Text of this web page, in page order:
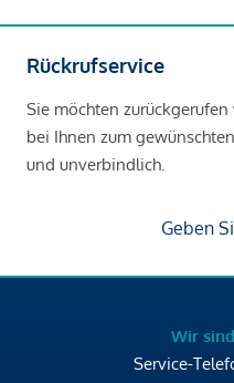
Rückrufservice
Sie möchten
bei Ihnen zum
und unverbindlich.
Geben
Wir
Service-